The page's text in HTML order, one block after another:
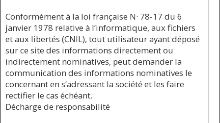
Conformément à la loi française N· 78-17 du 6
janvier 1978 relative à l’informatique, aux fichiers
et aux libertés (CNIL), tout utilisateur ayant déposé
sur ce site des informations directement ou
indirectement nominatives, peut demander la
communication des informations nominatives le
concernant en s’adressant la société et les faire
rectifier le cas échéant.
Décharge de responsabilité